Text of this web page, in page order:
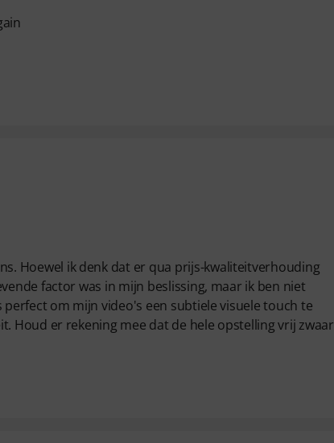
Hoewel ik denk dat er qua prijs-kwaliteitverhouding
factor was in mijn beslissing, maar ik ben niet
om mijn video's een subtiele visuele touch te
Houd er rekening mee dat de hele opstelling vrij zwaar